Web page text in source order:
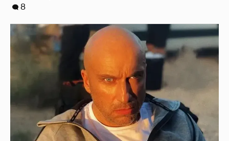
"Я не за кордоном". Дмитрий Нагиев
ответил на слухи о его эмиграции